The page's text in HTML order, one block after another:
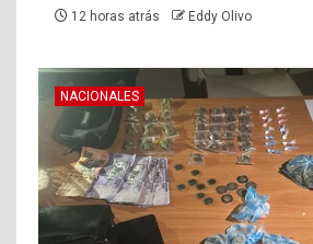
12 horas atrás Eddy Olivo
NACIONALES